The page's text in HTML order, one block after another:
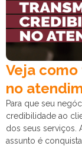
Veja
no
Para que seu
credibilidade ao
dos seus serviços.
assunto é